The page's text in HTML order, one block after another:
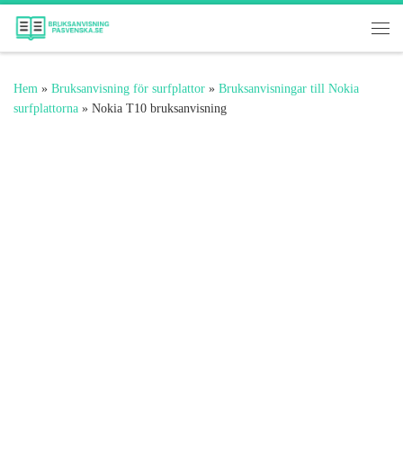
Hoppa till innehåll
Hem » Bruksanvisning för surfplattor » Bruksanvisningar till Nokia
surfplattorna » Nokia T10 bruksanvisning